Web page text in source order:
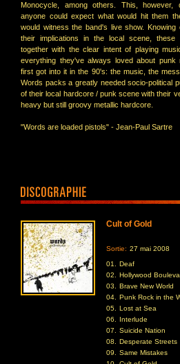
Monocycle, among others. This, however,
anyone could expect what would hit them
would witness the band's live show. Knowing
their implications in the local scene, these
together with the clear intent of playing
everything they've always loved about
first got into it in the 90's: the music, the
Words packs a greatly needed socio-political
of their local hardcore / punk scene with their
heavy but still groovy metallic hardcore.
"Words are loaded pistols" - Jean-Paul Sartre
Cult of Gold
Sortie: 27 mai 2008
01.
Deaf
02.
Hollywood
03.
Brave New World
04.
Punk Rock in the
05.
Lost at Sea
06.
Interlude
07.
Suicide Nation
08.
Desperate Streets
09.
Same Mistakes